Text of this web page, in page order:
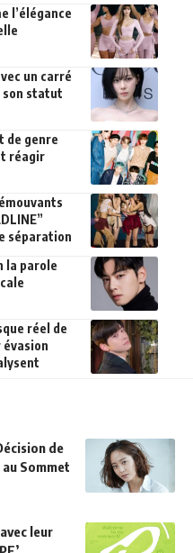
l’élégance
un carré
son statut
de genre
réagir
séparation
la parole
réel de
de
Sommet
leur